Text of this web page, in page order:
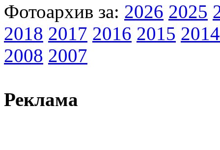
Фотоархив за: 2026 2025
2018 2017 2016 2015 2014
2008 2007
Реклама